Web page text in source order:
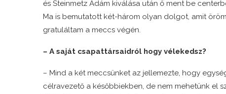
és Steinmetz Ádám kiválása után ő ment be
Ma is bemutatott két-három olyan dolgot, amit
gratuláltam a meccs végén.
– A saját csapattársaidról hogy vélekedsz?
– Mind a két meccsünket az jellemezte, hogy
célravezető a későbbiekben, de nem mehetünk el